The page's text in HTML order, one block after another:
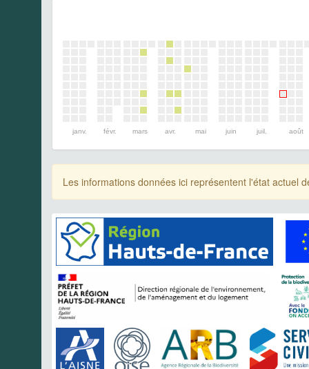
janv. févr. mars avr. mai juin juil. août
Les informations données ici représentent l'état actuel